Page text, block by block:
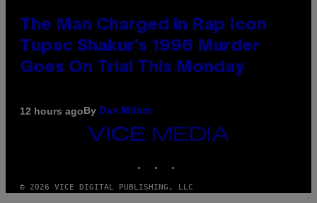
The Man Charged in Rap Icon
Tupac Shakur’s 1996 Murder
Goes On Trial This Monday
12 hours agoBy Dan Milam
VICE
© 2026 VICE DIGITAL PUBLISHING, LLC